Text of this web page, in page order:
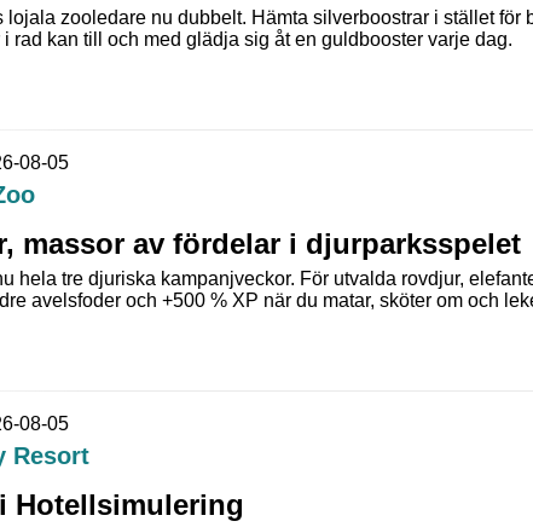
lojala zooledare nu dubbelt. Hämta silverboostrar i stället
rad kan till och med glädja sig åt en guldbooster varje dag.
08-05
massor av fördelar i djurparksspelet
hela tre djuriska kampanjveckor. För utvalda rovdjur,
avelsfoder och +500 % XP när du matar, sköter om och
08-05
Resort
Hotellsimulering